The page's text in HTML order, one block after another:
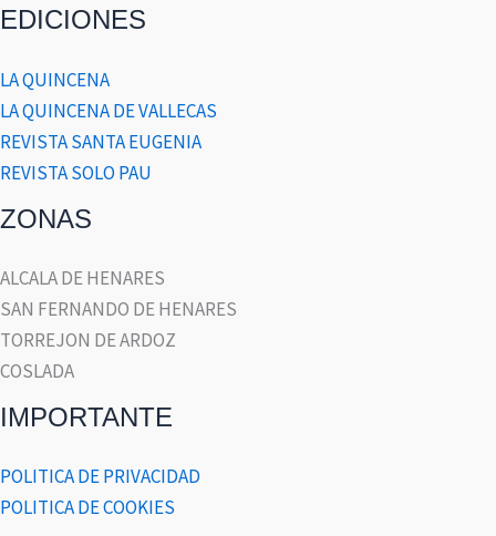
EDICIONES
LA QUINCENA
LA QUINCENA DE VALLECAS
REVISTA SANTA EUGENIA
REVISTA SOLO PAU
ZONAS
ALCALA DE HENARES
SAN FERNANDO DE HENARES
TORREJON DE ARDOZ
COSLADA
IMPORTANTE
POLITICA DE PRIVACIDAD
POLITICA DE COOKIES